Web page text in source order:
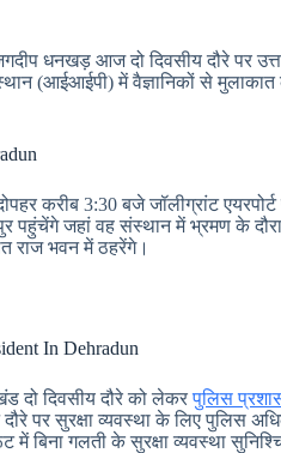
धनखड़ आज दो दिवसीय दौरे पर
(आईआईपी) में वैज्ञानिकों से मुलाकात
करीब 3:30 बजे जॉलीग्रांट
जहां वह संस्थान में भ्रमण के
राज भवन में ठहरेंगे।
In Dehradun
दो दिवसीय दौरे को लेकरपुलिस
पर सुरक्षा व्यवस्था के लिए पुलिस
गलती के सुरक्षा व्यवस्था